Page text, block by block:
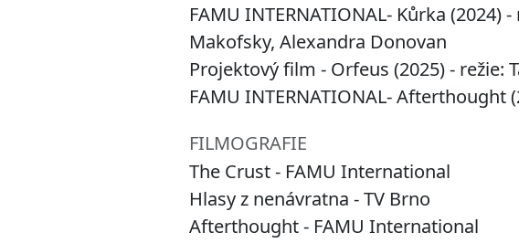
FAMU INTERNATIONAL- Kůrka (2024)
Makofsky, Alexandra Donovan
Projektový film - Orfeus (2025) - režie:
FAMU INTERNATIONAL- Afterthought
FILMOGRAFIE
The Crust - FAMU International
Hlasy z nenávratna - TV Brno
Afterthought - FAMU International